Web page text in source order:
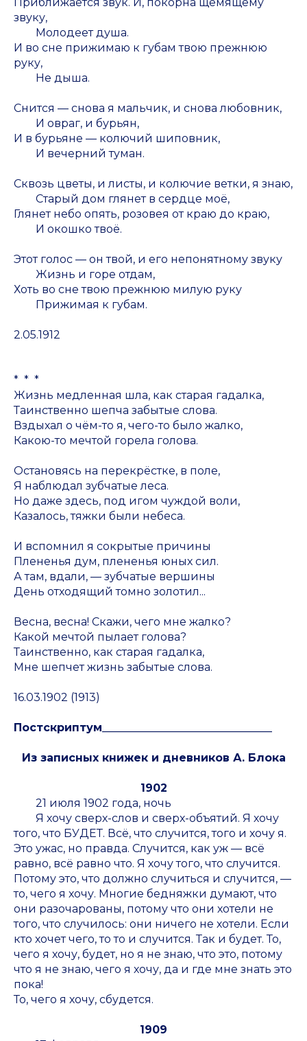
звуку,
Молодеет душа.
И во сне прижимаю к губам твою прежнюю
руку,
Не дыша.
Снится — снова я мальчик, и снова любовник,
И овраг, и бурьян,
И в бурьяне — колючий шиповник,
И вечерний туман.
Сквозь цветы, и листы, и колючие ветки, я знаю,
Старый дом глянет в сердце моё,
Глянет небо опять, розовея от краю до краю,
И окошко твоё.
Этот голос — он твой, и его непонятному звуку
Жизнь и горе отдам,
Хоть во сне твою прежнюю милую руку
Прижимая к губам.
2.05.1912
* * *
Жизнь медленная шла, как старая гадалка,
Таинственно шепча забытые слова.
Вздыхал о чём-то я, чего-то было жалко,
Какою-то мечтой горела голова.
Остановясь на перекрёстке, в поле,
Я наблюдал зубчатые леса.
Но даже здесь, под игом чуждой воли,
Казалось, тяжки были небеса.
И вспомнил я сокрытые причины
Плененья дум, плененья юных сил.
А там, вдали, — зубчатые вершины
День отходящий томно золотил...
Весна, весна! Скажи, чего мне жалко?
Какой мечтой пылает голова?
Таинственно, как старая гадалка,
Мне шепчет жизнь забытые слова.
16.03.1902 (1913)
Постскриптум_______________________________
Из записных книжек и дневников А. Блока
1902
21 июля 1902 года, ночь
Я хочу сверх-слов и сверх-объятий. Я хочу
того, что БУДЕТ. Всё, что случится, того и хочу я.
Это ужас, но правда. Случится, как уж — всё
равно, всё равно что. Я хочу того, что случится.
Потому это, что должно случиться и случится, —
то, чего я хочу. Многие бедняжки думают, что
они разочарованы, потому что они хотели не
того, что случилось: они ничего не хотели. Если
кто хочет чего, то то и случится. Так и будет. То,
чего я хочу, будет, но я не знаю, что это, потому
что я не знаю, чего я хочу, да и где мне знать это
пока!
То, чего я хочу, сбудется.
1909